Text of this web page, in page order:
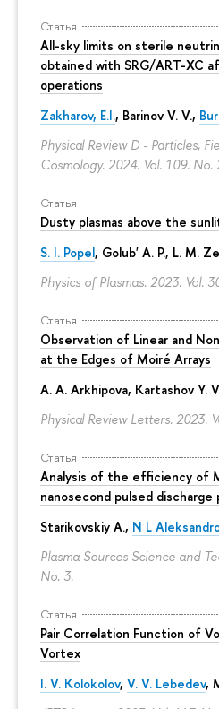
Статья
All-sky limits on sterile
obtained with SRG/ART-XC
operations
Zakharov, E.I., Barinov V. V.,
Physical Review D - Particles,
Cosmology. 2024. Vol. 109. No.
Статья
Dusty plasmas above the
S. I. Popel, Golub' A. P., L. M.
Physics of Plasmas. 2023. Vol.
Статья
Observation of Linear and
at the Edges of Moiré Arrays
A. A. Arkhipova, Kartashov Y.
Physical Review Letters. 2023.
Статья
Analysis of the efficiency of
nanosecond pulsed
Starikovskiy A., N L
Plasma Sources Science and
No. 3.
Статья
Pair Correlation Function of
Vortex
I. V. Kolokolov, V. V. Lebedev,